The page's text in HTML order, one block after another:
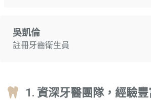
吳凱倫
註冊牙齒衛生員
1. 資深牙醫團隊，經驗豐